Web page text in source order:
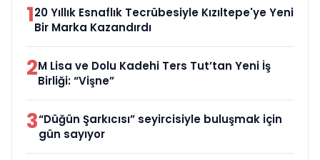
120 Yıllık Esnaflık Tecrübesiyle Kızıltepe'ye Yeni
Bir Marka Kazandırdı
2M Lisa ve Dolu Kadehi Ters Tut’tan Yeni İş
Birliği: “Vişne”
3“Düğün Şarkıcısı” seyircisiyle buluşmak için
gün sayıyor